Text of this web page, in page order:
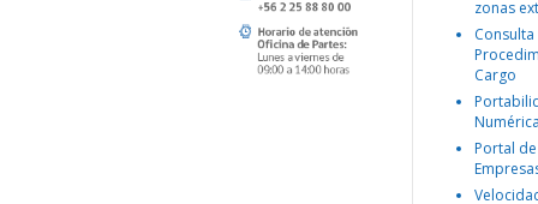
zonas
Consulta
Cargo
Portal